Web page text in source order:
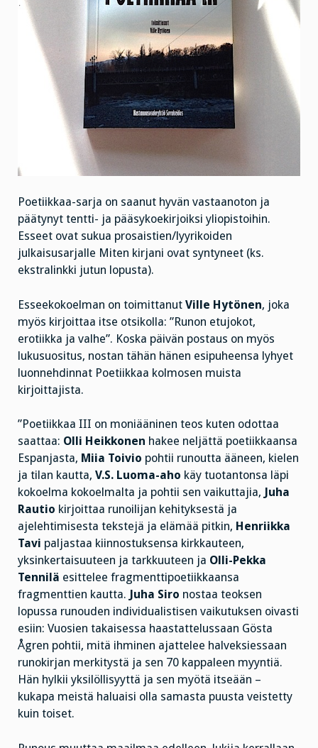
Poetiikkaa-sarja on saanut hyvän vastaanoton ja
päätynyt tentti- ja pääsykoekirjoiksi yliopistoihin.
Esseet ovat sukua prosaistien/lyyrikoiden
julkaisusarjalle Miten kirjani ovat syntyneet (ks.
ekstralinkki jutun lopusta).
Esseekokoelman on toimittanut Ville Hytönen, joka
myös kirjoittaa itse otsikolla: ”Runon etujokot,
erotiikka ja valhe”. Koska päivän postaus on myös
lukusuositus, nostan tähän hänen esipuheensa lyhyet
luonnehdinnat Poetiikkaa kolmosen muista
kirjoittajista.
”Poetiikkaa III on moniääninen teos kuten odottaa
saattaa: Olli Heikkonen hakee neljättä poetiikkaansa
Espanjasta, Miia Toivio pohtii runoutta ääneen, kielen
ja tilan kautta, V.S. Luoma-aho käy tuotantonsa läpi
kokoelma kokoelmalta ja pohtii sen vaikuttajia,
Juha
Rautio kirjoittaa runoilijan kehityksestä ja
ajelehtimisesta tekstejä ja elämää pitkin, Henriikka
Tavi paljastaa kiinnostuksensa kirkkauteen,
yksinkertaisuuteen ja tarkkuuteen ja Olli-Pekka
Tennilä esittelee fragmenttipoetiikkaansa
fragmenttien kautta.
Juha Siro nostaa teoksen
lopussa runouden individualistisen vaikutuksen oivasti
esiin: Vuosien takaisessa haastattelussaan Gösta
Ågren pohtii, mitä ihminen ajattelee halveksiessaan
runokirjan merkitystä ja sen 70 kappaleen myyntiä.
Hän hylkii yksilöllisyyttä ja sen myötä itseään –
kukapa meistä haluaisi olla samasta puusta veistetty
kuin toiset.